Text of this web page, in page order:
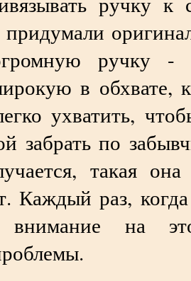
придумали
ручку -
в обхвате,
ухватить,
забрать по
такая
Каждый раз,
на